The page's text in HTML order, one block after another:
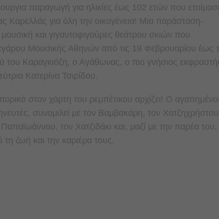
παραγωγή για ηλικίες έως 102 ετών που
Καρελλάς για όλη την οικογένεια! Μια παράσταση-
και γιγαντοφιγούρες θεάτρου σκιών που
Μουσικής Αθηνών από τις 19 Φεβρουαρίου έως
του Καραγκιόζη, ο Αγάθωνας, ο πιο γνήσιος
Κατερίνα Τσιρίδου.
στον χάρτη του ρεμπέτικου αρχίζει! Ο
συνομιλεί με τον Βαμβακάρη, τον
τον Χατζιδάκι και, μαζί με την παρέα του,
ζωή και την καριέρα τους.